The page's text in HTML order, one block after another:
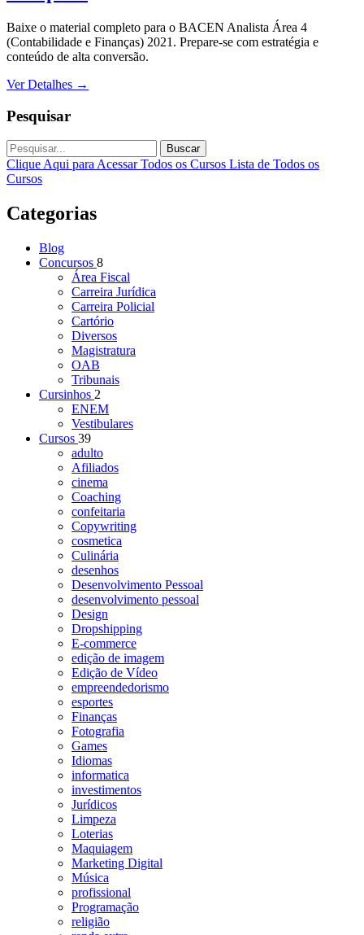
Baixe o material completo para o BACEN Analista Área 4
(Contabilidade e Finanças) 2021. Prepare-se com estratégia e
conteúdo de alta conversão.
Ver Detalhes →
Pesquisar
Buscar
Clique Aqui para Acessar Todos os Cursos Lista de Todos os
Cursos
Categorias
Blog
Concursos 8
Área Fiscal
Carreira Jurídica
Carreira Policial
Cartório
Diversos
Magistratura
OAB
Tribunais
Cursinhos 2
ENEM
Vestibulares
Cursos 39
adulto
Afiliados
cinema
Coaching
confeitaria
Copywriting
cosmetica
Culinária
desenhos
Desenvolvimento Pessoal
desenvolvimento pessoal
Design
Dropshipping
E-commerce
edição de imagem
Edição de Vídeo
empreendedorismo
esportes
Finanças
Fotografia
Games
Idiomas
informatica
investimentos
Jurídicos
Limpeza
Loterias
Maquiagem
Marketing Digital
Música
profissional
Programação
religião